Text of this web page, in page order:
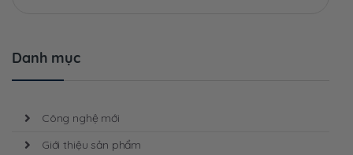
Danh mục
Công nghệ mới
Giới thiệu sản phẩm